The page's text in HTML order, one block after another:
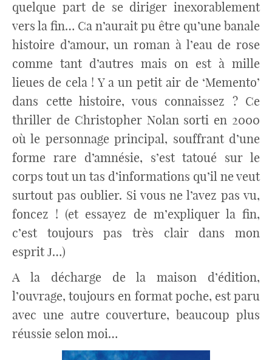
quelque part de se diriger inexorablement
vers la fin… Ca n’aurait pu être qu’une banale
histoire d’amour, un roman à l’eau de rose
comme tant d’autres mais on est à mille
lieues de cela ! Y a un petit air de ‘Memento’
dans cette histoire, vous connaissez ? Ce
thriller de Christopher Nolan sorti en 2000
où le personnage principal, souffrant d’une
forme rare d’amnésie, s’est tatoué sur le
corps tout un tas d’informations qu’il ne veut
surtout pas oublier. Si vous ne l’avez pas vu,
foncez ! (et essayez de m’expliquer la fin,
c’est toujours pas très clair dans mon
espritJ…)
A la décharge de la maison d’édition,
l’ouvrage, toujours en format poche, est paru
avec une autre couverture, beaucoup plus
réussie selon moi…